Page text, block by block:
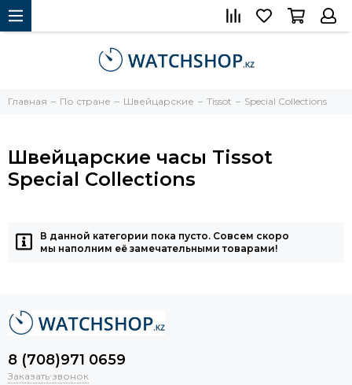
Главная По стране Швейцарские Tissot Special Collections
Швейцарские часы Tissot
Special Collections
В данной категории пока пусто. Совсем скоро
мы наполним её замечательными товарами!
8 (708)971 0659
Заказать звонок